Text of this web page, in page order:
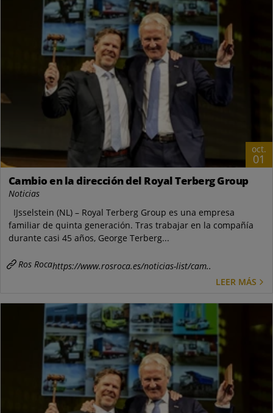
oct.
01
Cambio en la dirección del Royal Terberg Group
Noticias
IJsselstein (NL) – Royal Terberg Group es una empresa
familiar de quinta generación. Tras trabajar en la compañía
durante casi 45 años, George Terberg...
Ros Rocahttps://www.rosroca.es/noticias-list/cam..
LEER MÁS